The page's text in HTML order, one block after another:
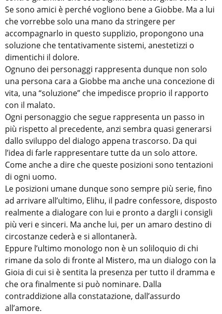
Se sono amici è perché vogliono bene a Giobbe. Ma a lui
che vorrebbe solo una mano da stringere per
accompagnarlo in questo supplizio, propongono una
soluzione che tentativamente sistemi, anestetizzi o
dimentichi il dolore.
Ognuno dei personaggi rappresenta dunque non solo
una persona cara a Giobbe ma anche una concezione di
vita, una “soluzione” che impedisce proprio il rapporto
con il malato.
Ogni personaggio che segue rappresenta un passo in
più rispetto al precedente, anzi sembra quasi generarsi
dallo sviluppo del dialogo appena trascorso. Da qui
l’idea di farle rappresentare tutte da un solo attore.
Come anche a dire che queste posizioni sono tentazioni
di ogni uomo.
Le posizioni umane dunque sono sempre più serie, fino
ad arrivare all’ultimo, Elihu, il padre confessore, disposto
realmente a dialogare con lui e pronto a dargli i consigli
più veri e sinceri. Ma anche lui, per un amaro destino di
circostanze cederà e si allontanerà.
Eppure l’ultimo monologo non è un soliloquio di chi
rimane da solo di fronte al Mistero, ma un dialogo con la
Gioia di cui si è sentita la presenza per tutto il dramma e
che ora finalmente si può nominare. Dalla
contraddizione alla constatazione, dall’assurdo
all’amore.